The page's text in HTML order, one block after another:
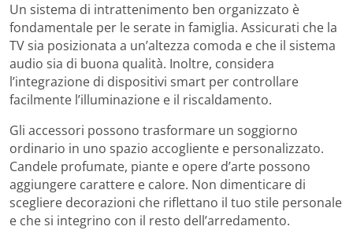
Un sistema di intrattenimento ben organizzato è
fondamentale per le serate in famiglia. Assicurati che la
TV sia posizionata a un’altezza comoda e che il sistema
audio sia di buona qualità. Inoltre, considera
l’integrazione di dispositivi smart per controllare
facilmente l’illuminazione e il riscaldamento.
Gli accessori possono trasformare un soggiorno
ordinario in uno spazio accogliente e personalizzato.
Candele profumate, piante e opere d’arte possono
aggiungere carattere e calore. Non dimenticare di
scegliere decorazioni che riflettano il tuo stile personale
e che si integrino con il resto dell’arredamento.